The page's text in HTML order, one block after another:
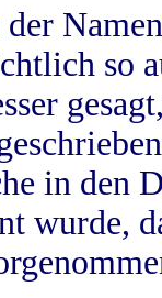
so
in
wurde,